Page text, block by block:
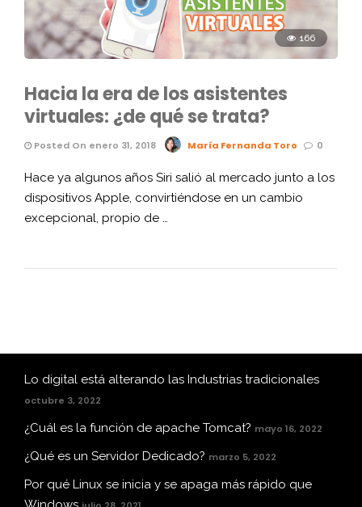
166
Hacia la era de los asistentes
virtuales: ¿de qué se trata?
Posted On enero 31, 2018 María Fernanda Toro 0
Hace ya algunos años Siri salió al mercado junto a los
dispositivos Apple, convirtiéndose en un cambio
excepcional, propio de …
Lo digital está alterando las Industrias tradicionales
octubre 3, 2022
¿Cuál es la función de apache Tomcat? mayo 16, 2022
¿Qué es un Servidor Dedicado? marzo 5, 2022
Por qué Linux se inicia y se apaga más rápido que